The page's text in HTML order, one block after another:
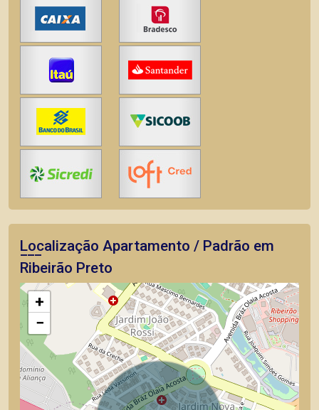
Localização Apartamento / Padrão em
Ribeirão Preto
+
−